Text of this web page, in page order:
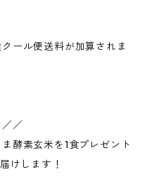
ール便送料が加算されま
／
酵素玄米を1食プレゼント
けします！